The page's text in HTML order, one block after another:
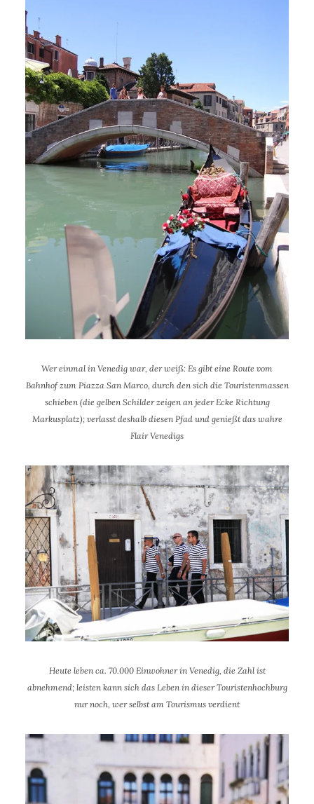
Wer einmal in Venedig war, der weiß: Es gibt eine Route vom
Bahnhof zum Piazza San Marco, durch den sich die Touristenmassen
schieben (die gelben Schilder zeigen an jeder Ecke Richtung
Markusplatz); verlasst deshalb diesen Pfad und genießt das wahre
Flair Venedigs
Heute leben ca. 70.000 Einwohner in Venedig, die Zahl ist
abnehmend; leisten kann sich das Leben in dieser Touristenhochburg
nur noch, wer selbst am Tourismus verdient